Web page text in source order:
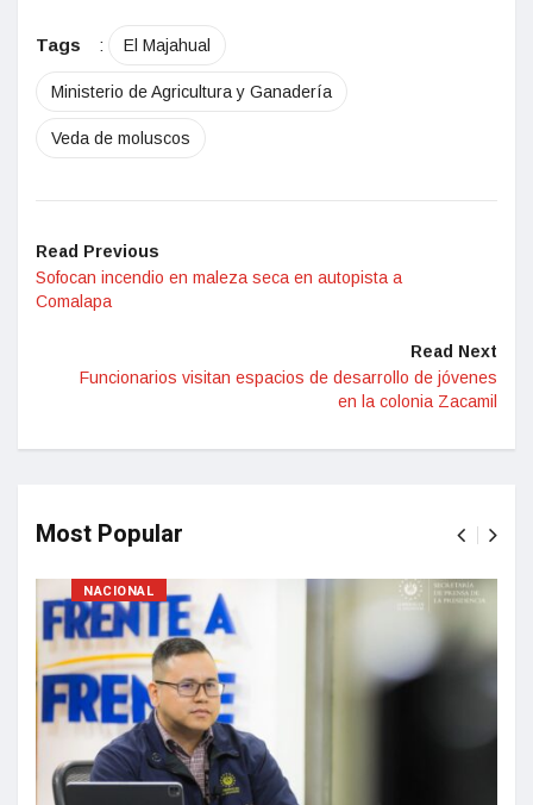
Tags : El Majahual
Ministerio de Agricultura y Ganadería
Veda de moluscos
Read Previous
Sofocan incendio en maleza seca en autopista a
Comalapa
Read Next
Funcionarios visitan espacios de desarrollo de jóvenes
en la colonia Zacamil
Most Popular
NACIONAL